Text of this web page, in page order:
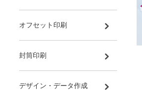
オフセット印刷
封筒印刷
デザイン・データ作成